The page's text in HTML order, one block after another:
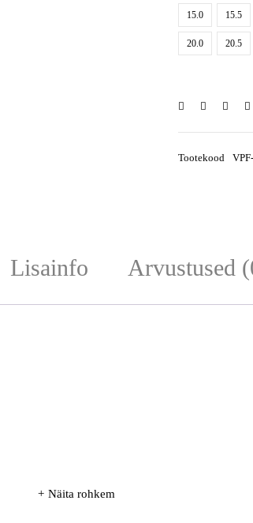
15.0 15.5
20.0 20.5
Tootekood
Lisainfo Arvustused
Näita rohkem